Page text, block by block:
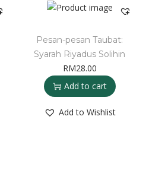
Pesan-pesan Taubat:
Syarah Riyadus Solihin
RM28.00
Add to cart
Add to Wishlist